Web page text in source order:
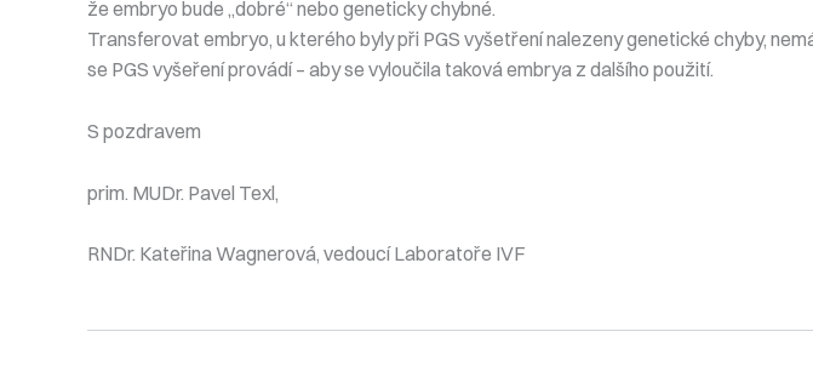
že embryo bude „dobré“ nebo geneticky chybné.
Transferovat embryo, u kterého byly při PGS vyšetření nalezeny genetické chyby,
se PGS vyšeření provádí – aby se vyloučila taková embrya z dalšího použití.
S pozdravem
prim. MUDr. Pavel Texl,
RNDr. Kateřina Wagnerová, vedoucí Laboratoře IVF